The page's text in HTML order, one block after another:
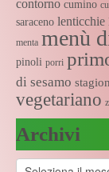
contorno cumino
saraceno lenticchie
menta menù
pinoli porri
di sesamo
vegetariano
Archivi
Archivi